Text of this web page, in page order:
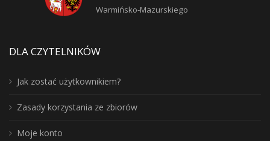
Warmińsko-Mazurskiego
DLA CZYTELNIKÓW
Jak zostać użytkownikiem?
Zasady korzystania ze zbiorów
Moje konto